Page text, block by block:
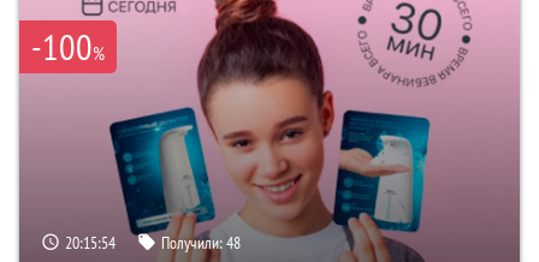
-100%
20:15:53 Получили:48